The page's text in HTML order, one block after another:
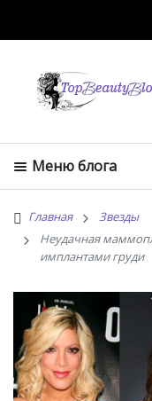
Меню блога
Главная
Звезды
Неудачная
имплантами груди